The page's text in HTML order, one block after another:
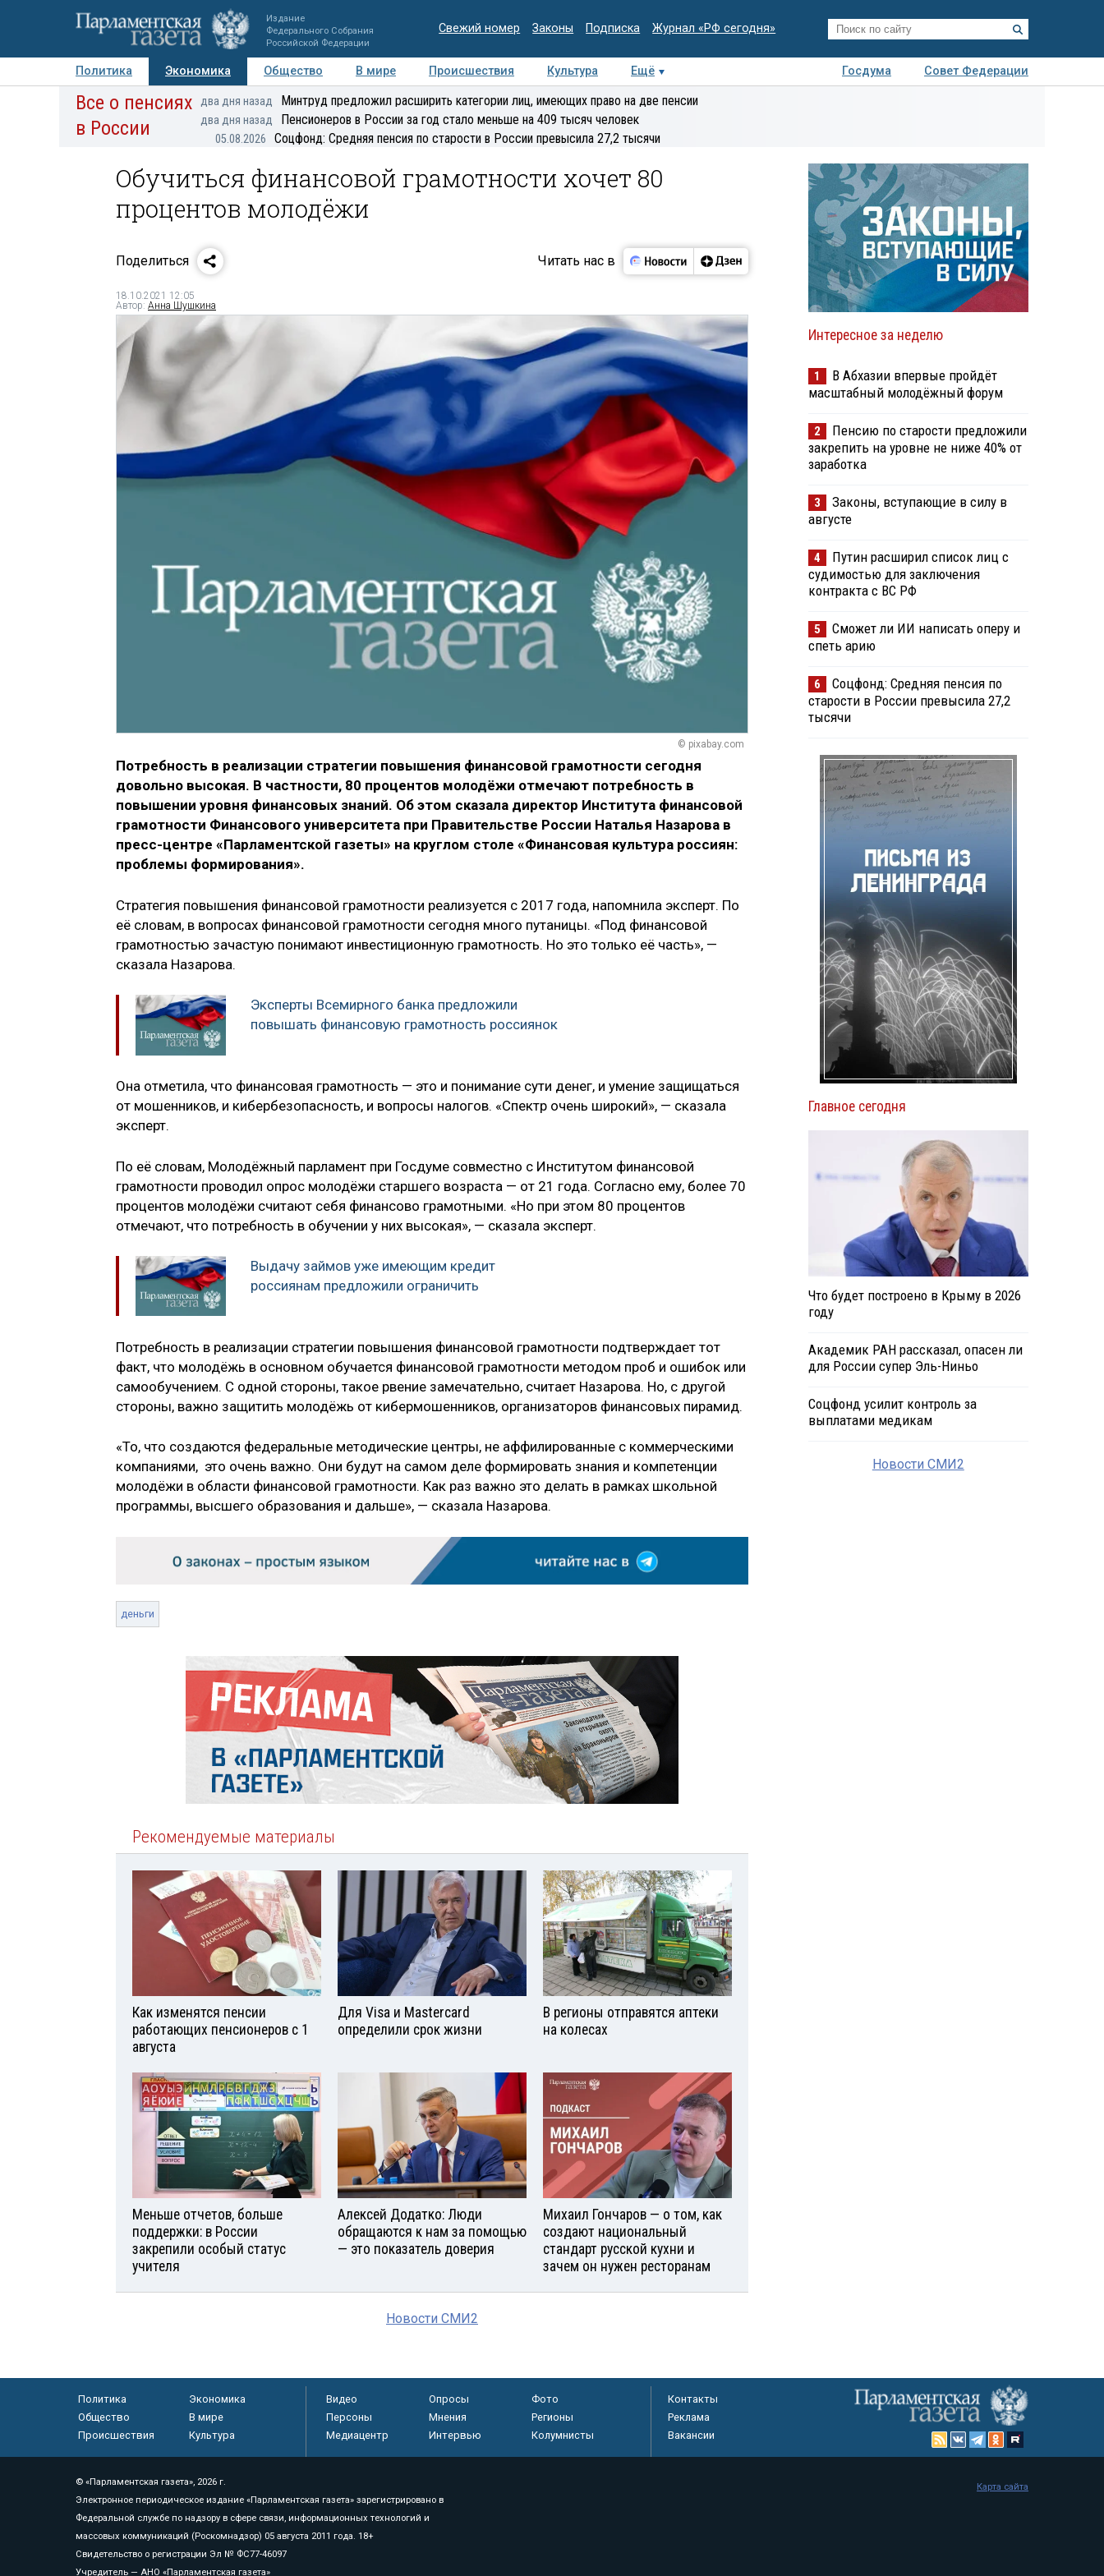
Издание
Федерального Собрания
Российской Федерации
Свежий номер Законы Подписка Журнал «РФ сегодня»
Политика Экономика Общество В мире Происшествия Культура Ещё Госдума
Совет Федерации
Авторы Персоны Мнения Регионы Медиацентр Интервью Колумнисты
Деловая
Все о пенсиях
в России
два дня назад Минтруд предложил расширить категории лиц, имеющих право на две пенсии
два дня назад Пенсионеров в России за год стало меньше на 409 тысяч человек
05.08.2026 Соцфонд: Средняя пенсия по старости в России превысила 27,2 тысячи
Обучиться финансовой грамотности хочет 80
процентов молодёжи
Поделиться Читать нас в
18.10.2021 12:05
Автор: Анна Шушкина
© pixabay.com
Потребность в реализации стратегии повышения финансовой грамотности сегодня
довольно высокая. В частности, 80 процентов молодёжи отмечают потребность в
повышении уровня финансовых знаний. Об этом сказала директор Института финансовой
грамотности Финансового университета при Правительстве России Наталья Назарова в
пресс-центре «Парламентской газеты» на круглом столе «Финансовая культура россиян:
проблемы формирования».
Стратегия повышения финансовой грамотности реализуется с 2017 года, напомнила эксперт. По
её словам, в вопросах финансовой грамотности сегодня много путаницы. «Под финансовой
грамотностью зачастую понимают инвестиционную грамотность. Но это только её часть», —
сказала Назарова.
Эксперты Всемирного банка предложили
повышать финансовую грамотность россиянок
Она отметила, что финансовая грамотность — это и понимание сути денег, и умение защищаться
от мошенников, и кибербезопасность, и вопросы налогов. «Спектр очень широкий», — сказала
эксперт.
По её словам, Молодёжный парламент при Госдуме совместно с Институтом финансовой
грамотности проводил опрос молодёжи старшего возраста — от 21 года. Согласно ему, более 70
процентов молодёжи считают себя финансово грамотными. «Но при этом 80 процентов
отмечают, что потребность в обучении у них высокая», — сказала эксперт.
Выдачу займов уже имеющим кредит
россиянам предложили ограничить
Потребность в реализации стратегии повышения финансовой грамотности подтверждает тот
факт, что молодёжь в основном обучается финансовой грамотности методом проб и ошибок или
самообучением. С одной стороны, такое рвение замечательно, считает Назарова. Но, с другой
стороны, важно защитить молодёжь от кибермошенников, организаторов финансовых пирамид.
«То, что создаются федеральные методические центры, не аффилированные с коммерческими
компаниями, это очень важно. Они будут на самом деле формировать знания и компетенции
молодёжи в области финансовой грамотности. Как раз важно это делать в рамках школьной
программы, высшего образования и дальше», — сказала Назарова.
деньги
Рекомендуемые материалы
Как изменятся пенсии
работающих пенсионеров с 1
августа
Для Visа и Mastercard
определили срок жизни
В регионы отправятся аптеки
на колесах
Меньше отчетов, больше
поддержки: в России
закрепили особый статус
учителя
Алексей Додатко: Люди
обращаются к нам за помощью
— это показатель доверия
Михаил Гончаров — о том, как
создают национальный
стандарт русской кухни и
зачем он нужен ресторанам
Новости СМИ2
Интересное за неделю
1
В Абхазии впервые пройдёт
масштабный молодёжный форум
2
Пенсию по старости предложили
закрепить на уровне не ниже 40% от
заработка
3
Законы, вступающие в силу в
августе
4
Путин расширил список лиц с
судимостью для заключения
контракта с ВС РФ
5
Сможет ли ИИ написать оперу и
спеть арию
6
Соцфонд: Средняя пенсия по
старости в России превысила 27,2
тысячи
Главное сегодня
Что будет построено в Крыму в 2026
году
Академик РАН рассказал, опасен ли
для России супер Эль-Ниньо
Соцфонд усилит контроль за
выплатами медикам
Новости СМИ2
Политика
Экономика
Общество
В мире
Происшествия
Культура
Видео Опросы
Фото
Персоны
Мнения
Регионы
Медиацентр
Интервью Колумнисты
Контакты
Реклама
Вакансии
© «Парламентская газета», 2026 г.
Электронное периодическое издание «Парламентская газета» зарегистрировано в
Федеральной службе по надзору в сфере связи, информационных технологий и
массовых коммуникаций (Роскомнадзор) 05 августа 2011 года. 18+
Свидетельство о регистрации Эл № ФС77-46097
Учредитель — АНО «Парламентская газета»
Карта сайта